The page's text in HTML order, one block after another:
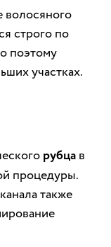
волосяного
строго по
поэтому
участках.
рубца в
процедуры.
также